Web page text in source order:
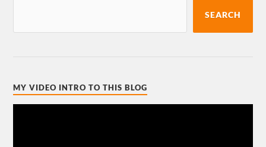
SEARCH
MY VIDEO INTRO TO THIS BLOG